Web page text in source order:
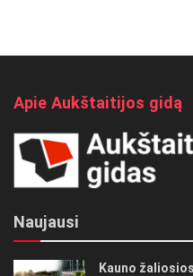
Apie Aukštaitijos gidą
Naujausi
Kauno